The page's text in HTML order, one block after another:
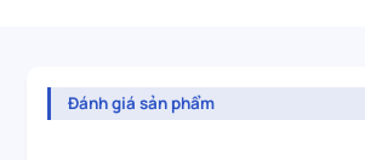
Đánh giá sản phẩm